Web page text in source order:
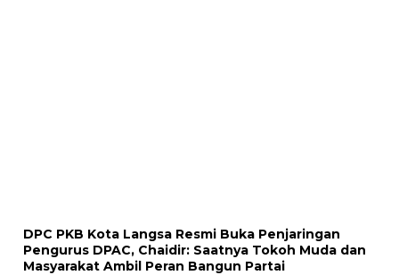
DPC PKB Kota Langsa Resmi Buka Penjaringan
Pengurus DPAC, Chaidir: Saatnya Tokoh Muda dan
Masyarakat Ambil Peran Bangun Partai